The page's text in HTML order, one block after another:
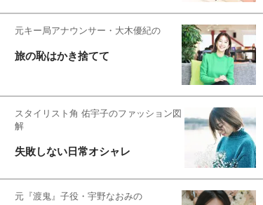
元キー局アナウンサー・大木優紀の
旅の恥はかき捨てて
スタイリスト角 佑宇子のファッション図
解
失敗しない日常オシャレ
元『渡鬼』子役・宇野なおみの